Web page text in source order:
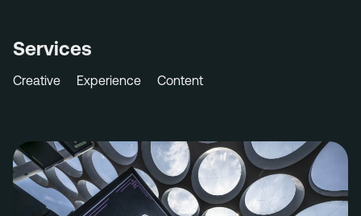
Services
Creative Experience Content